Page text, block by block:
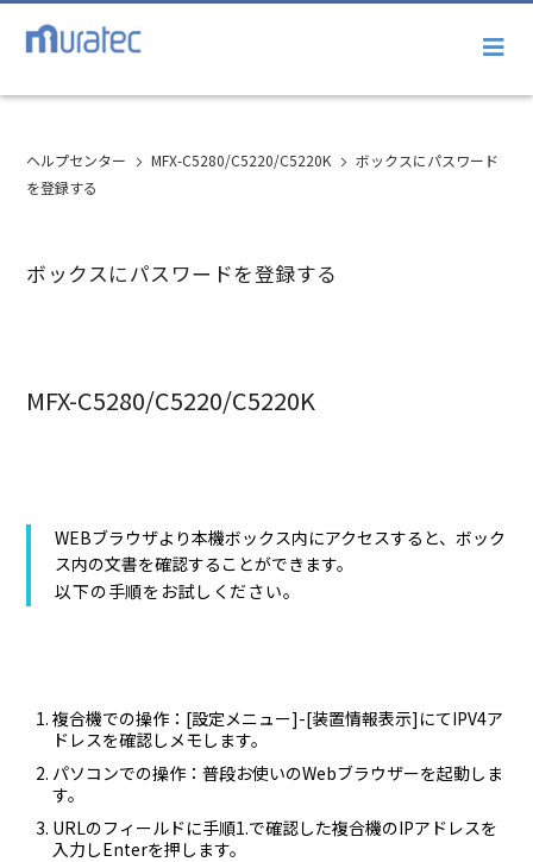
ヘルプセンター MFX-C5280/C5220/C5220K
ボックスにパスワード
を登録する
ボックスにパスワードを登録する
MFX-C5280/C5220/C5220K
WEBブラウザより本機ボックス内にアクセスすると、ボック
ス内の文書を確認することができます。
以下の手順をお試しください。
複合機での操作：[設定メニュー]-[装置情報表示]にてIPV4ア
ドレスを確認しメモします。
パソコンでの操作：普段お使いのWebブラウザーを起動しま
す。
URLのフィールドに手順1.で確認した複合機のIPアドレスを
入力しEnterを押します。